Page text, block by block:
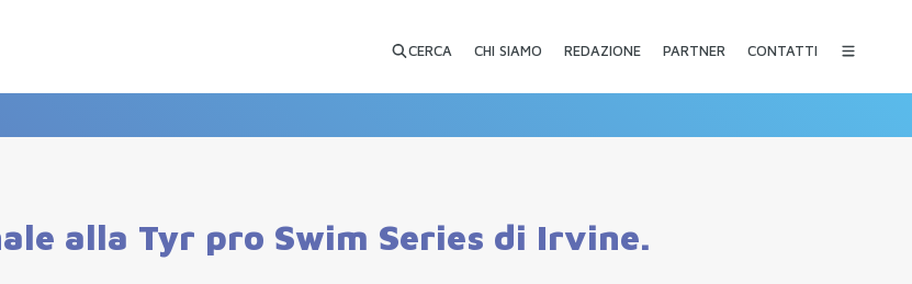
CERCA CHI SIAMO REDAZIONE PARTNER CONTATTI
alla Tyr pro Swim Series di Irvine.